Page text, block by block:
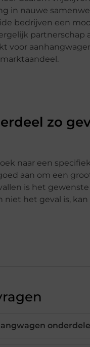
in nauwe
bedrijven een
voor
zo
naar een
aan om een
is het
niet het geval is,